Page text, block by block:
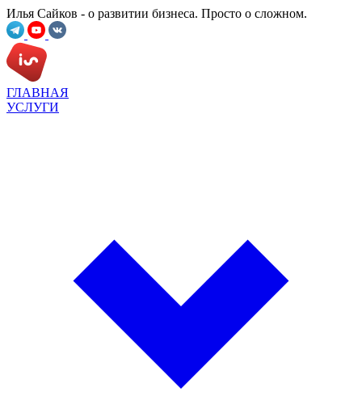
Илья Сайков - о развитии бизнеса. Просто о сложном.
ГЛАВНАЯ
УСЛУГИ